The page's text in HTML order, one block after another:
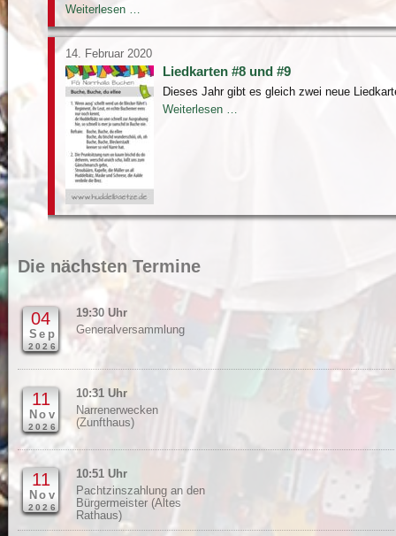
Weiterlesen …
2020
14. Februar 2020
Liedkarten #8 und #9
Dieses Jahr gibt es gleich zwei neue
Weiterlesen …
Die nächsten Termine
04
Sep
2026
19:30 Uhr
Generalversammlung
11
Nov
2026
10:31 Uhr
Narrenerwecken
(Zunfthaus)
11
Nov
2026
10:51 Uhr
Pachtzinszahlung an den
Bürgermeister (Altes
Rathaus)